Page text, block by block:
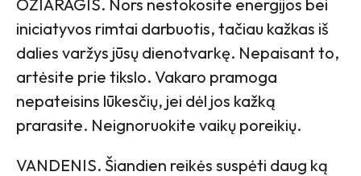
OŽIARAGIS. Nors nestokosite energijos bei
iniciatyvos rimtai darbuotis, tačiau kažkas iš
dalies varžys jūsų dienotvarkę. Nepaisant to,
artėsite prie tikslo. Vakaro pramoga
nepateisins lūkesčių, jei dėl jos kažką
prarasite. Neignoruokite vaikų poreikių.
VANDENIS. Šiandien reikės suspėti daug ką